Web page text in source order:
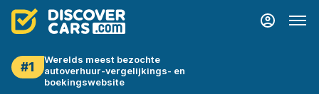
#1
Werelds meest bezochte
autoverhuur-vergelijkings- en
boekingswebsite